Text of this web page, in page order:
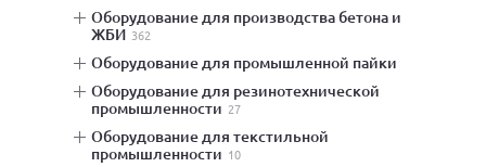
оборудование для производства бетона и
ЖБИ 362
оборудование для промышленной пайки
оборудование для резинотехнической
промышленности 27
оборудование для текстильной
промышленности 10